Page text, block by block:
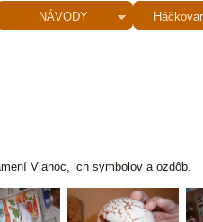
NÁVODY
Vianoc, ich symbolov a ozdôb.